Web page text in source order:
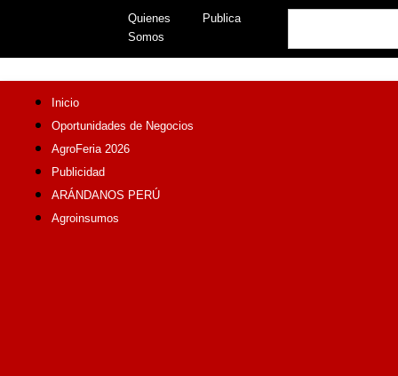
content
Quienes
Somos
Publica
Inicio
Oportunidades de Negocios
AgroFeria 2026
Publicidad
ARÁNDANOS PERÚ
Agroinsumos